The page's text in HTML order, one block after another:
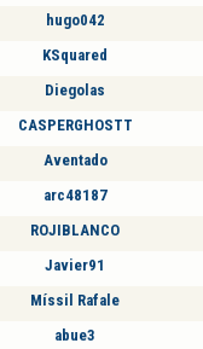
hugo042
KSquared
Diegolas
CASPERGHOSTT
Aventado
arc48187
ROJIBLANCO
Javier91
Míssil Rafale
abue3